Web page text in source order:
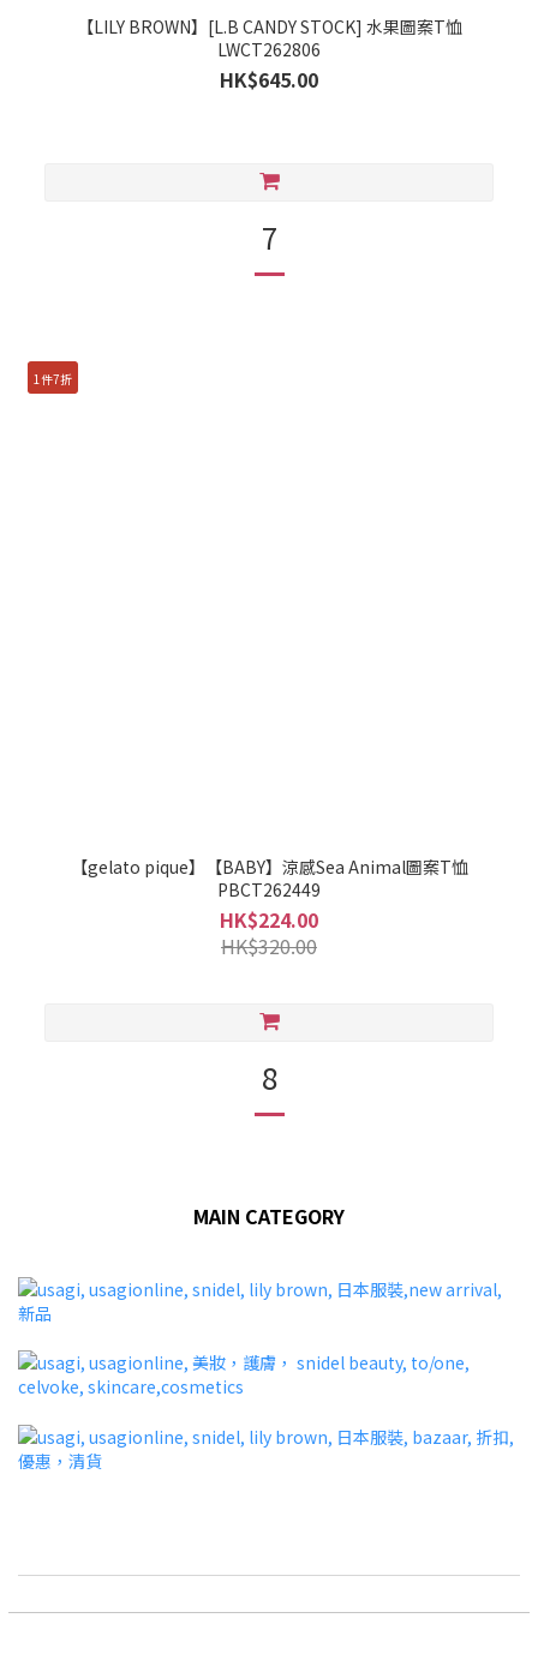
【LILY BROWN】[L.B CANDY STOCK] 水果圖案T恤
LWCT262806
HK$645.00
7
1件7折
【gelato pique】【BABY】涼感Sea Animal圖案T恤
PBCT262449
HK$224.00
HK$320.00
8
MAIN CATEGORY